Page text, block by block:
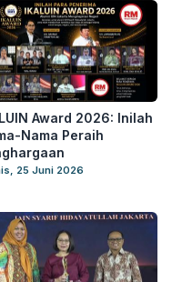
Award 2026: Inilah
Nama Peraih
25 Juni 2026